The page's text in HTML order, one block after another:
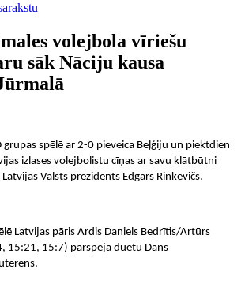
volejbola vīriešu
sāk Nāciju kausa
grupas spēlē ar 2-0 pieveica Beļģiju un piektdien
izlases volejbolistu cīņas ar savu klātbūtni
Valsts prezidents Edgars Rinkēvičs.
pāris Ardis Daniels Bedrītis/Artūrs
15:21, 15:7) pārspēja duetu Dāns